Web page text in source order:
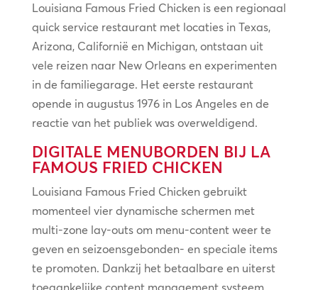
Louisiana Famous Fried Chicken is een regionaal
quick service restaurant met locaties in Texas,
Arizona, Californië en Michigan, ontstaan uit
vele reizen naar New Orleans en experimenten
in de familiegarage. Het eerste restaurant
opende in augustus 1976 in Los Angeles en de
reactie van het publiek was overweldigend.
DIGITALE MENUBORDEN BIJ LA
FAMOUS FRIED CHICKEN
Louisiana Famous Fried Chicken gebruikt
momenteel vier dynamische schermen met
multi-zone lay-outs om menu-content weer te
geven en seizoensgebonden- en speciale items
te promoten. Dankzij het betaalbare en uiterst
toegankelijke content management systeem